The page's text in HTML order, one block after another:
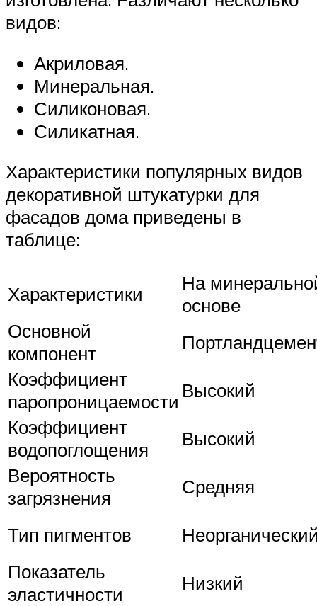
видов:
Акриловая.
Минеральная.
Силиконовая.
Силикатная.
Характеристики популярных видов
декоративной штукатурки для
фасадов дома приведены в
таблице:
Характеристики
На
основе
Основной
компонент
Коэффициент
паропроницаемости Высокий
Коэффициент
водопоглощения
Высокий
Вероятность
загрязнения
Средняя
Тип пигментов
Показатель
эластичности
Низкий